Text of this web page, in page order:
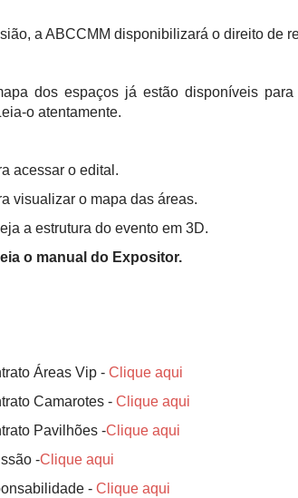
a ABCCMM disponibilizará o direito de
dos espaços já estão disponíveis
o atentamente.
acessar o edital.
visualizar o mapa das áreas.
a estrutura do evento em 3D.
o manual do Expositor.
Áreas Vip - Clique aqui
Camarotes - Clique aqui
Pavilhões -Clique aqui
-Clique aqui
- Clique aqui